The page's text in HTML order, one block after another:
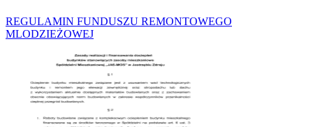
REGULAMIN FUNDUSZU REMONTOWEGO
MLODZIEŻOWEJ